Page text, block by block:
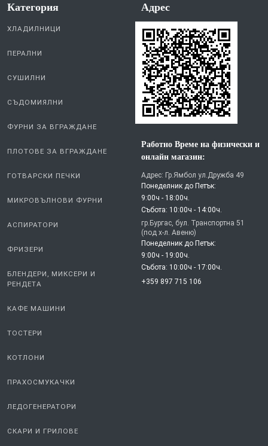
Категория
ХЛАДИЛНИЦИ
ПЕРАЛНИ
СУШИЛНИ
СЪДОМИЯЛНИ
ФУРНИ ЗА ВГРАЖДАНЕ
ПЛОТОВЕ ЗА ВГРАЖДАНЕ
ГОТВАРСКИ ПЕЧКИ
МИКРОВЪЛНОВИ ФУРНИ
АСПИРАТОРИ
ФРИЗЕРИ
БЛЕНДЕРИ, МИКСЕРИ И
РЕНДЕТА
КАФЕ МАШИНИ
ТОСТЕРИ
КОТЛОНИ
ПРАХОСМУКАЧКИ
ЛЕДОГЕНЕРАТОРИ
СКАРИ И ГРИЛОВЕ
Aдрес
Работно Време на физически и
онлайн магазин:
Адрес: Гр.Ямбол ул.Дружба 49
Понеделник до Петък:
9:00ч - 18:00ч.
Събота: 10:00ч - 14:00ч.
гр.Бургас, бул. Транспортна 51
(под х-л. Авеню)
Понеделник до Петък:
9:00ч - 19:00ч.
Събота: 10:00ч - 17:00ч.
+359 897 715 106